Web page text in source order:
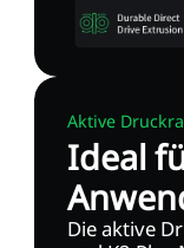
Aktive
Ideal
Die aktive